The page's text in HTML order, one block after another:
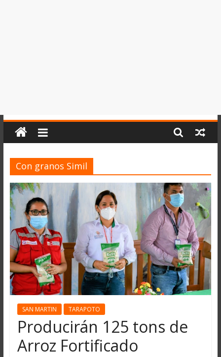
Con granos Simil
SAN MARTIN TARAPOTO
Producirán 125 tons de
Arroz Fortificado